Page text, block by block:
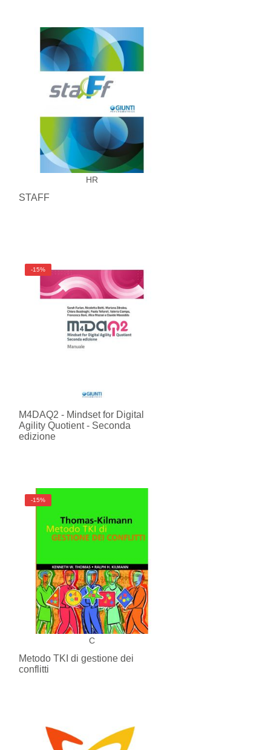
HR
STAFF
-15%
M4DAQ2 - Mindset for Digital
Agility Quotient - Seconda
edizione
C
-15%
Metodo TKI di gestione dei
conflitti